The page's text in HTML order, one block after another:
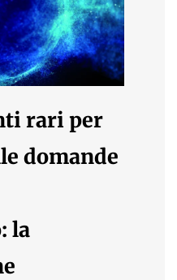
rari per
domande
la